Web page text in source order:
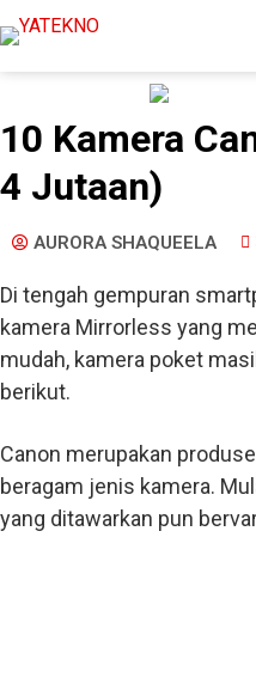
10 Kamera
4 Jutaan)
AURORA SHAQUEELA
Di tengah gempuran
kamera Mirrorless yang
mudah, kamera poket
berikut.
Canon merupakan
beragam jenis kamera.
yang ditawarkan pun